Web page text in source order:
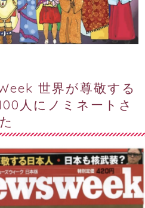
人にノミネートさ